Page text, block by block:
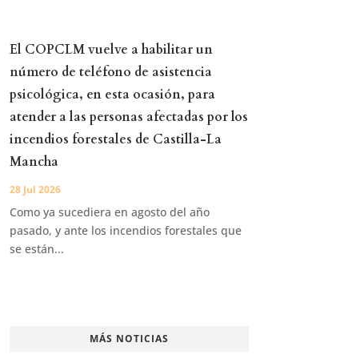
El COPCLM vuelve a habilitar un
número de teléfono de asistencia
psicológica, en esta ocasión, para
atender a las personas afectadas por los
incendios forestales de Castilla-La
Mancha
28 Jul 2026
Como ya sucediera en agosto del año
pasado, y ante los incendios forestales que
se están...
MÁS NOTICIAS